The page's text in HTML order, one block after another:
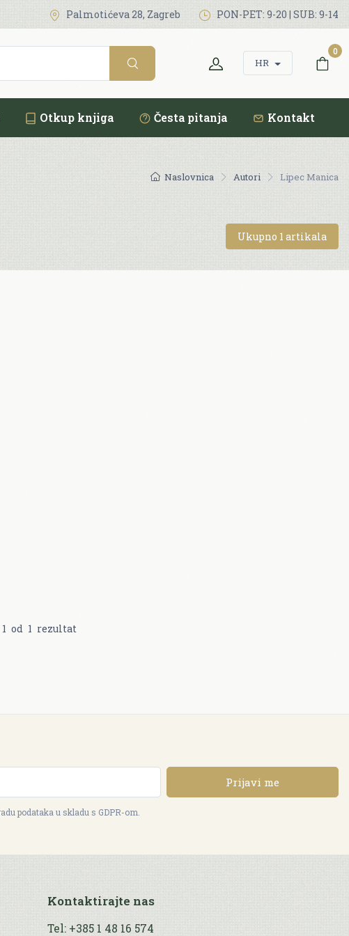
Palmotićeva 28, Zagreb PON-PET: 9-20 | SUB: 9-14
HR
0
Otkup knjiga Česta pitanja Kontakt
Naslovnica Autori Lipec Manica
Ukupno 1 artikala
1 od 1 rezultat
Prijavi me
podataka u skladu s GDPR-om.
Kontaktirajte nas
Tel: +385 1 48 16 574